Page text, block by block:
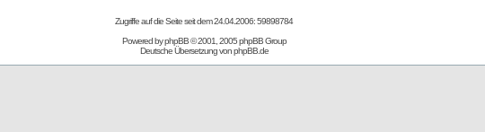
Zugriffe auf die Seite seit dem 24.04.2006: 59898784
Powered byphpBB© 2001, 2005 phpBB Group
Deutsche Übersetzung vonphpBB.de